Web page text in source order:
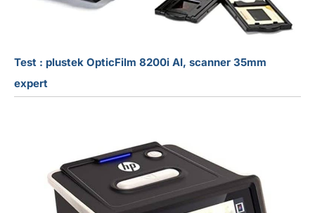
Test : plustek OpticFilm 8200i AI, scanner 35mm
expert